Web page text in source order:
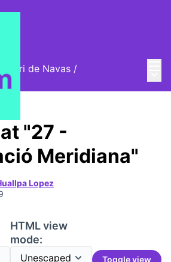
barri de Navas /
"27 -
Meridiana"
Lopez
HTML view
mode:
Toggle view